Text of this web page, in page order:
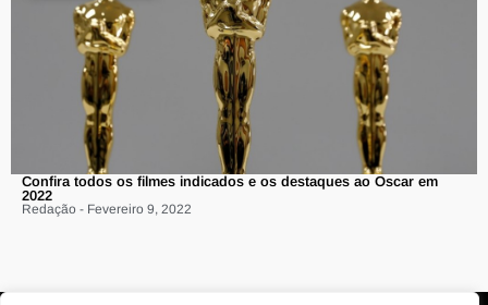
Confira todos os filmes indicados e os destaques ao Oscar em
2022
Redação - Fevereiro 9, 2022